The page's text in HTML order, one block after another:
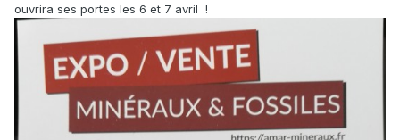
ouvrira ses portes les 6 et 7 avril !